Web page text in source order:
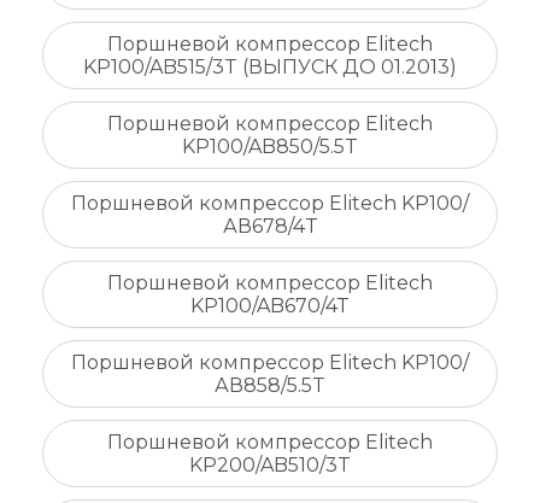
Поршневой компрессор Elitech
KP100/AB515/3T (ВЫПУСК ДО 01.2013)
Поршневой компрессор Elitech
KP100/AB850/5.5T
Поршневой компрессор Elitech KP100/
АВ678/4T
Поршневой компрессор Elitech
KP100/AB670/4T
Поршневой компрессор Elitech KP100/
АВ858/5.5T
Поршневой компрессор Elitech
KP200/AB510/3T